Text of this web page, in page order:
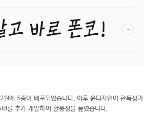
바로 폰코! −
에 5종이 배포되었습니다. 이후 윤디자인이 판독성과
를 추가 개발하여 활용성을 높였습니다.